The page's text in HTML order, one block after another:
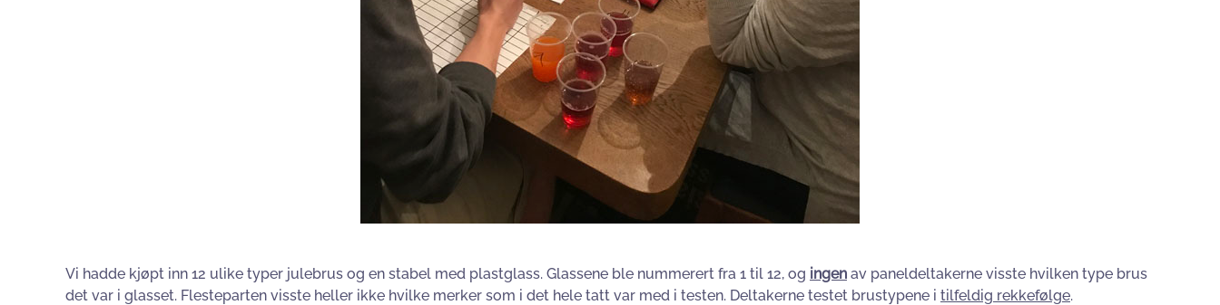
Vi hadde kjøpt inn 12 ulike typer julebrus og en stabel med plastglass. Glassene ble nummerert fra 1 til 12, og ingen av paneldeltakerne visste hvilken type brus
det var i glasset. Flesteparten visste heller ikke hvilke merker som i det hele tatt var med i testen. Deltakerne testet brustypene i tilfeldig rekkefølge.